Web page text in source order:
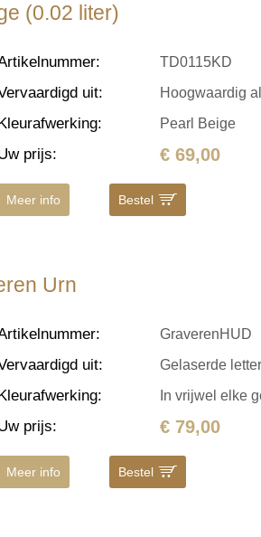
(0.02 liter)
: TD0115KD
uit: Hoogwaardig
: Pearl Beige
prijs: € 69,00
Meer info Bestel
Urn
: GraverenHUD
uit: Gelaserde
Kleurafwerking: In vrijwel elke
prijs: € 79,00
Meer info Bestel